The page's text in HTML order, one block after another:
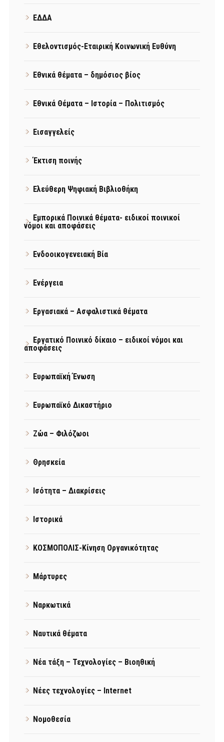
ΕΔΔΑ
Εθελοντισμός-Εταιρική Κοινωνική Ευθύνη
Εθνικά θέματα – δημόσιος βίος
Εθνικά Θέματα – Ιστορία – Πολιτισμός
Εισαγγελείς
Έκτιση ποινής
Ελεύθερη Ψηφιακή Βιβλιοθήκη
Εμπορικά Ποινικά θέματα- ειδικοί ποινικοί
νόμοι και αποφάσεις
Ενδοοικογενειακή Βία
Ενέργεια
Εργασιακά – Ασφαλιστικά θέματα
Εργατικό Ποινικό δίκαιο – ειδικοί νόμοι και
αποφάσεις
Ευρωπαϊκή Ένωση
Ευρωπαϊκό Δικαστήριο
Ζώα – Φιλόζωοι
Θρησκεία
Ισότητα – Διακρίσεις
Ιστορικά
ΚΟΣΜΟΠΟΛΙΣ-Κίνηση Οργανικότητας
Μάρτυρες
Ναρκωτικά
Ναυτικά θέματα
Νέα τάξη – Τεχνολογίες – Βιοηθική
Νέες τεχνολογίες – Internet
Νομοθεσία